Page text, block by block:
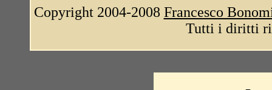
Copyright 2004-2008 Francesco
Tutti i diritti